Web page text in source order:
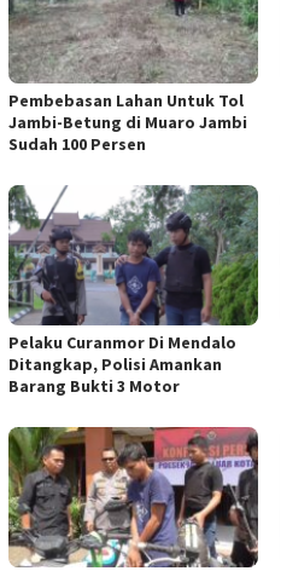
Pembebasan Lahan Untuk Tol
Jambi-Betung di Muaro Jambi
Sudah 100 Persen
Pelaku Curanmor Di Mendalo
Ditangkap, Polisi Amankan
Barang Bukti 3 Motor